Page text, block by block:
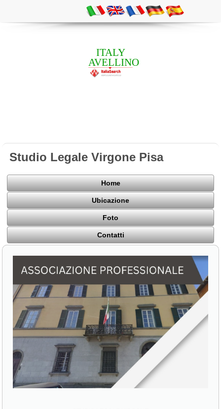
ITALY
AVELLINO
Studio Legale Virgone Pisa
Home
Ubicazione
Foto
Contatti